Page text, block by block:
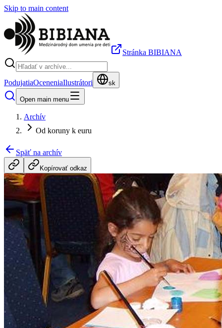
Skip to main content
Stránka BIBIANA
PodujatiaOceneniaIlustrátori sk
Open main menu
Archív
Od koruny k euru
Späť na archív
Kopírovať odkaz